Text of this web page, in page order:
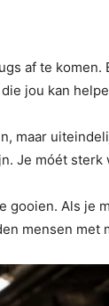
af te komen.
jou kan
maar
Je móét sterk
gooien. Als je
mensen met